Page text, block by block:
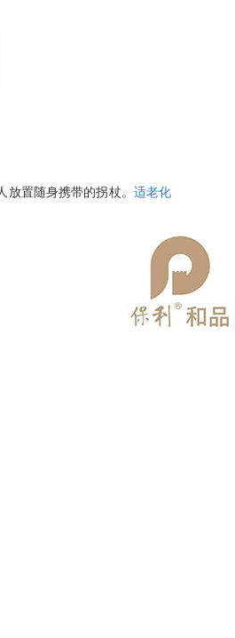
置随身携带的拐杖。 适老化